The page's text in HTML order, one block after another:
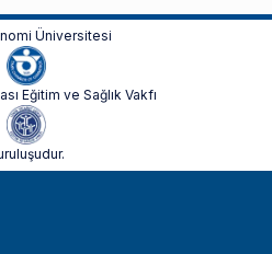
Üniversitesi
Eğitim ve Sağlık Vakfı